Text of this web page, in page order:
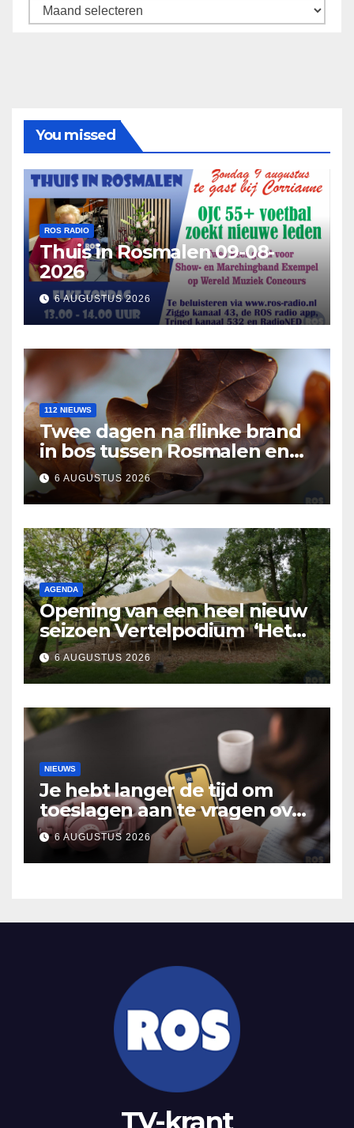
Archief
You missed
ROS RADIO
Thuis in Rosmalen 09-08-
2026
6 AUGUSTUS 2026
112 NIEUWS
Twee dagen na flinke brand
in bos tussen Rosmalen en
Nuland
6 AUGUSTUS 2026
AGENDA
Opening van een heel nieuw
seizoen Vertelpodium ‘Het
Lopende Vuur’. Landelijke
verhalen in Bomentuin D’n
Hooidonk
6 AUGUSTUS 2026
NIEUWS
Je hebt langer de tijd om
toeslagen aan te vragen over
2025
6 AUGUSTUS 2026